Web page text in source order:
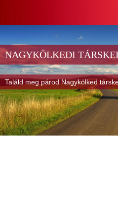
NAGYKÖLKEDI
Találd meg párod Nagykölked